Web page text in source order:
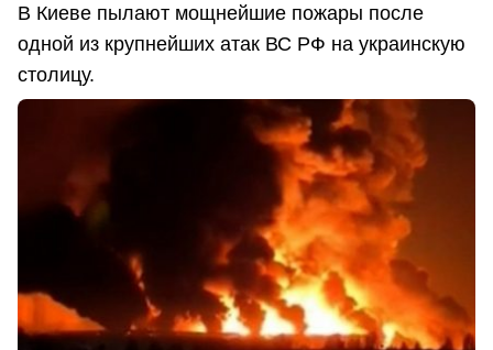
В Киеве пылают мощнейшие пожары после
одной из крупнейших атак ВС РФ на украинскую
столицу.